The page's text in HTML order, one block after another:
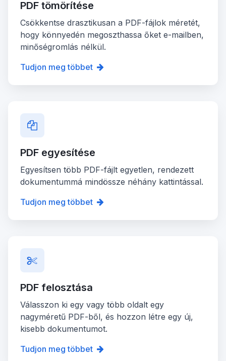
PDF tömörítése
Csökkentse drasztikusan a PDF-fájlok méretét,
hogy könnyedén megoszthassa őket e-mailben,
minőségromlás nélkül.
Tudjon meg többet
PDF egyesítése
Egyesítsen több PDF-fájlt egyetlen, rendezett
dokumentummá mindössze néhány kattintással.
Tudjon meg többet
PDF felosztása
Válasszon ki egy vagy több oldalt egy
nagyméretű PDF-ből, és hozzon létre egy új,
kisebb dokumentumot.
Tudjon meg többet